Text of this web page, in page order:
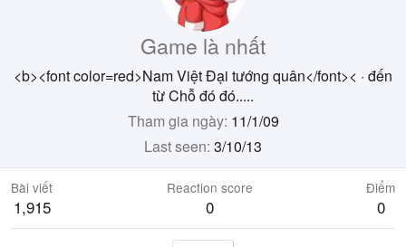
Game là nhất
<b><font color=red>Nam Việt Đại tướng quân</font>< · đến
từChỗ đó đó.....
Tham gia ngày 11/1/09
Last seen 3/10/13
Bài viết
1,915
Reaction score
0
Điểm
0